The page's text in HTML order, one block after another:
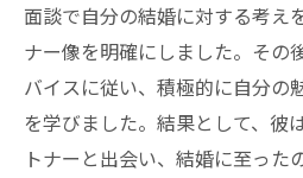
面談で自分の結婚に対する考え
ナー像を明確にしました。その
バイスに従い、積極的に自分の
を学びました。結果として、彼
トナーと出会い、結婚に至った